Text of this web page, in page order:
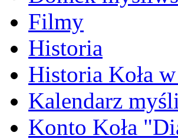
Filmy
Historia
Historia Koła
Kalendarz
Konto Koła